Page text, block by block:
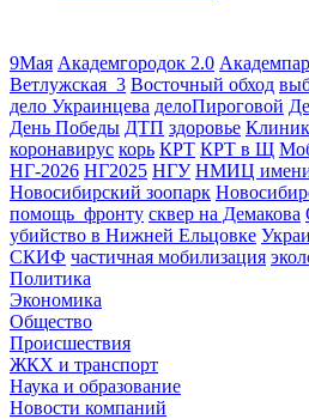
9Мая Академгородок 2.0
Ветлужская_3 Восточный обход
дело Украинцева делоПироговой
День Победы ДТП здоровье
коронавирус корь КРТ КРТ в Щ
НГ-2026 НГ2025 НГУ НМИЦ
Новосибирский зоопарк
помощь_фронту сквер на Демакова
убийство в Нижней Ельцовке
СКИФ частичная мобилизация
Политика
Экономика
Общество
Происшествия
ЖКХ и транспорт
Наука и образование
Новости компаний